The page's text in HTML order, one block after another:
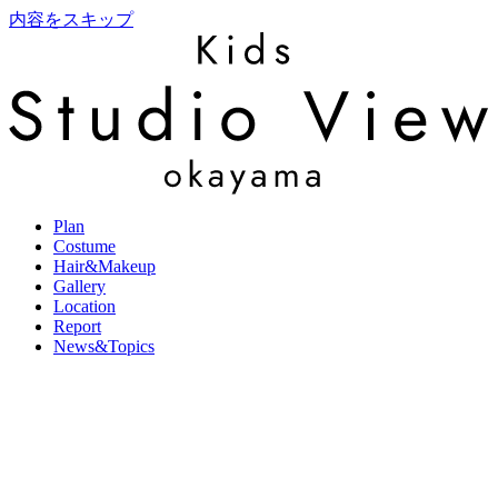
内容をスキップ
Plan
Costume
Hair&Makeup
Gallery
Location
Report
News&Topics